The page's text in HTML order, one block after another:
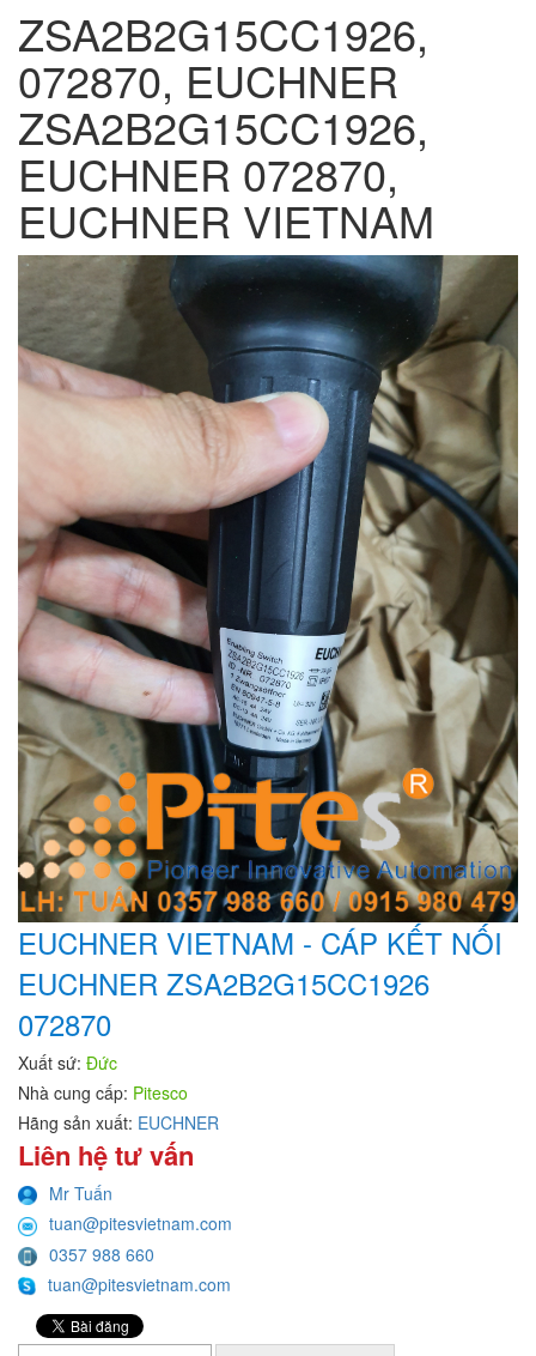
ZSA2B2G15CC1926,
072870, EUCHNER
ZSA2B2G15CC1926,
EUCHNER 072870,
EUCHNER VIETNAM
EUCHNER VIETNAM - CÁP KẾT NỐI
EUCHNER ZSA2B2G15CC1926
072870
Xuất sứ: Đức
Nhà cung cấp: Pitesco
Hãng sản xuất: EUCHNER
Liên hệ tư vấn
Mr Tuấn
tuan@pitesvietnam.com
0357 988 660
tuan@pitesvietnam.com